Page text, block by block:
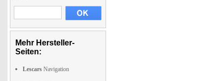
Mehr Hersteller-
Seiten:
Lescars Navigation